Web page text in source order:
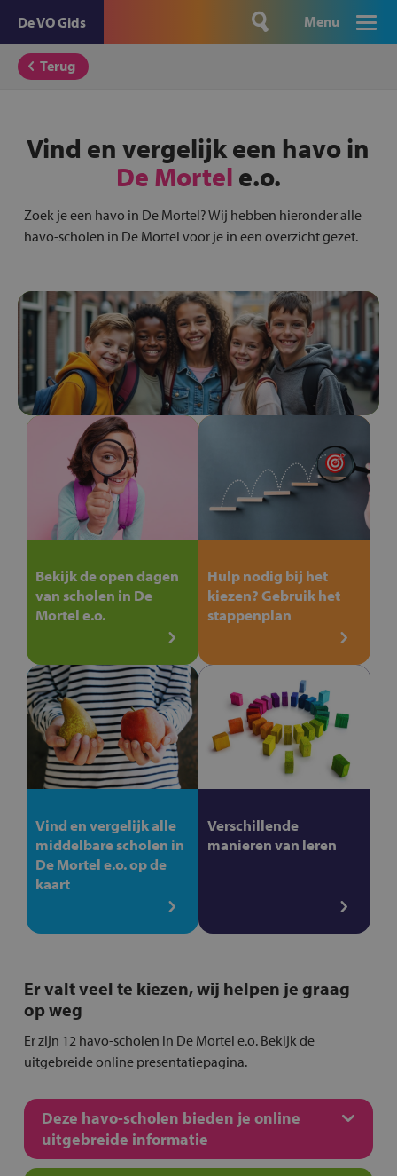
De VO Gids Menu
Terug
Vind en vergelijk een havo in
De Mortel e.o.
Zoek je een havo in De Mortel? Wij hebben hieronder alle
havo-scholen in De Mortel voor je in een overzicht gezet.
Bekijk de open dagen
van scholen in De
Mortel e.o.
Hulp nodig bij het
kiezen? Gebruik het
stappenplan
Vind en vergelijk alle
middelbare scholen in
De Mortel e.o. op de
kaart
Verschillende
manieren van leren
Er valt veel te kiezen, wij helpen je graag
op weg
Er zijn 12 havo-scholen in De Mortel e.o. Bekijk de
uitgebreide online presentatiepagina.
Deze havo-scholen bieden je online
uitgebreide informatie